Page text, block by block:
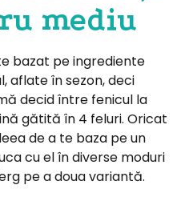
mediu
bazat pe ingrediente
aflate în sezon, deci
decid între fenicul la
gătită în 4 feluri. Oricat
de a te baza pe un
cu el în diverse moduri
pe a doua variantă.